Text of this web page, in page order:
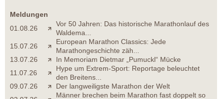
Meldungen
01.08.26
Vor 50 Jahren: Das historische Marathonlauf des
Waldema...
15.07.26
European Marathon Classics: Jede
Marathongeschichte zäh...
13.07.26
In Memoriam Dietmar „Pumuckl“ Mücke
11.07.26
Hype um Extrem-Sport: Reportage beleuchtet
den Breitens...
09.07.26
Der langweiligste Marathon der Welt
Männer brechen beim Marathon fast doppelt so